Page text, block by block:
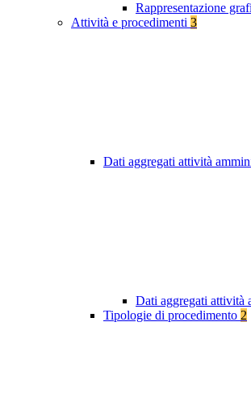
Rappresentazione
Attività e procedimenti 3
Dati aggregati attività
Dati aggregati attività
Tipologie di procedimento 2